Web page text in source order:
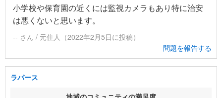
小学校や保育園の近くには監視カメラもあり特に治安
は悪くないと思います。
-- さん / 元住人（2022年2月5日に投稿）
問題を報告する
ラパース